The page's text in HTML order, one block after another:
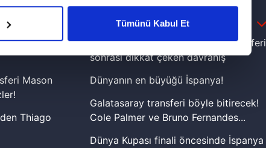
hedefli reklamlar gösterilmeyecektir."
ve üçüncü kişilere ait çerezler kullanılmaktadır. Bu
çerezler bilgi toplumu hizmetlerinin sunulması
ve kişiselleştirilmesi ve sizlere yönelik
rızanız dahilinde kullanılacaktır.
Çerezlere ilişkin detaylı bilgi için Ayarlar
Tümünü Kabul EtDAHA FAZLA
ihtimali!
Mason
Thiago
Lamine Yamal'dan Dünya Kupası zaferi
sonrası dikkat çeken davranış
Dünyanın en büyüğü İspanya!
Galatasaray transferi böyle bitirecek!
Cole Palmer ve Bruno Fernandes...
Dünya Kupası finali öncesinde İspanya